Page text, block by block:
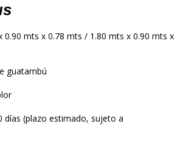
0.90 mts x 0.78 mts / 1.80 mts x 0.90 mts x
guatambú
días (plazo estimado, sujeto a